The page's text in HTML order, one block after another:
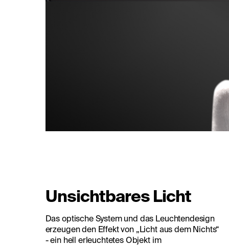
Unsichtbares Licht
Das optische System und das Leuchtendesign
erzeugen den Effekt von „Licht aus dem Nichts“
- ein hell erleuchtetes Objekt im